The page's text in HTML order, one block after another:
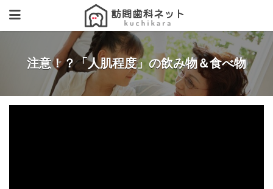
注意！？「人肌程度」の飲み物＆食べ物